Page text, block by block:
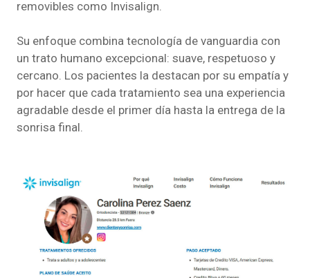
removibles como Invisalign.
Su enfoque combina tecnología de vanguardia con
un trato humano excepcional: suave, respetuoso y
cercano. Los pacientes la destacan por su empatía y
por hacer que cada tratamiento sea una experiencia
agradable desde el primer día hasta la entrega de la
sonrisa final.